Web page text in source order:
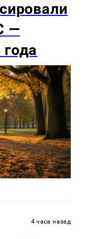
—
4 часа назад